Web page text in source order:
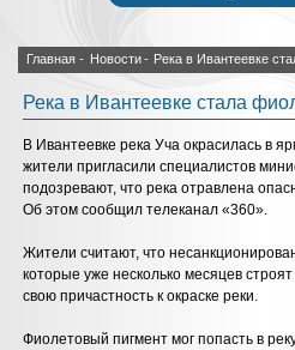
Главная - Новости-Река в Ивантеевке
Река в Ивантеевке стала
В Ивантеевке река Уча окрасилась в
жители пригласили специалистов
подозревают, что река отравлена
Об этом сообщил телеканал «360».
Жители считают, что
которые уже несколько месяцев
свою причастность к окраске реки.
Фиолетовый пигмент мог попасть в